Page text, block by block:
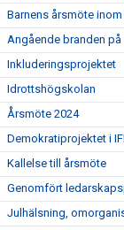
Barnens årsmöte
Angående branden
Inkluderingsprojektet
Idrottshögskolan
Årsmöte 2024
Demokratiprojektet i
Kallelse till årsmöte
Genomfört
Julhälsning,